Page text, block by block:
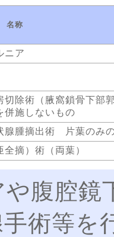
名称
ニア
除術（腋窩鎖骨下部
併施しないもの
腺腫摘出術 片葉のみ
摘）術（両葉）
腹腔鏡
術等を